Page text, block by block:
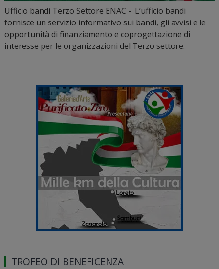
Ufficio bandi Terzo Settore ENAC - L’ufficio bandi
fornisce un servizio informativo sui bandi, gli avvisi e le
opportunità di finanziamento e coprogettazione di
interesse per le organizzazioni del Terzo settore.
TROFEO DI BENEFICENZA